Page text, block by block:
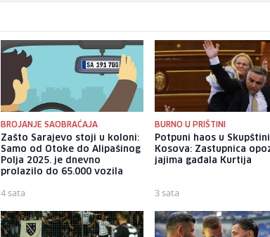
BROJANJE SAOBRAĆAJA
Zašto Sarajevo stoji u koloni:
Samo od Otoke do Alipašinog
Polja 2025. je dnevno
prolazilo do 65.000 vozila
4 sata
BURNO U PRIŠTINI
Potpuni haos u Skupštini
Kosova: Zastupnica
jajima gađala Kurtija
3 sata